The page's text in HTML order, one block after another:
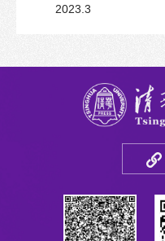
2023.3